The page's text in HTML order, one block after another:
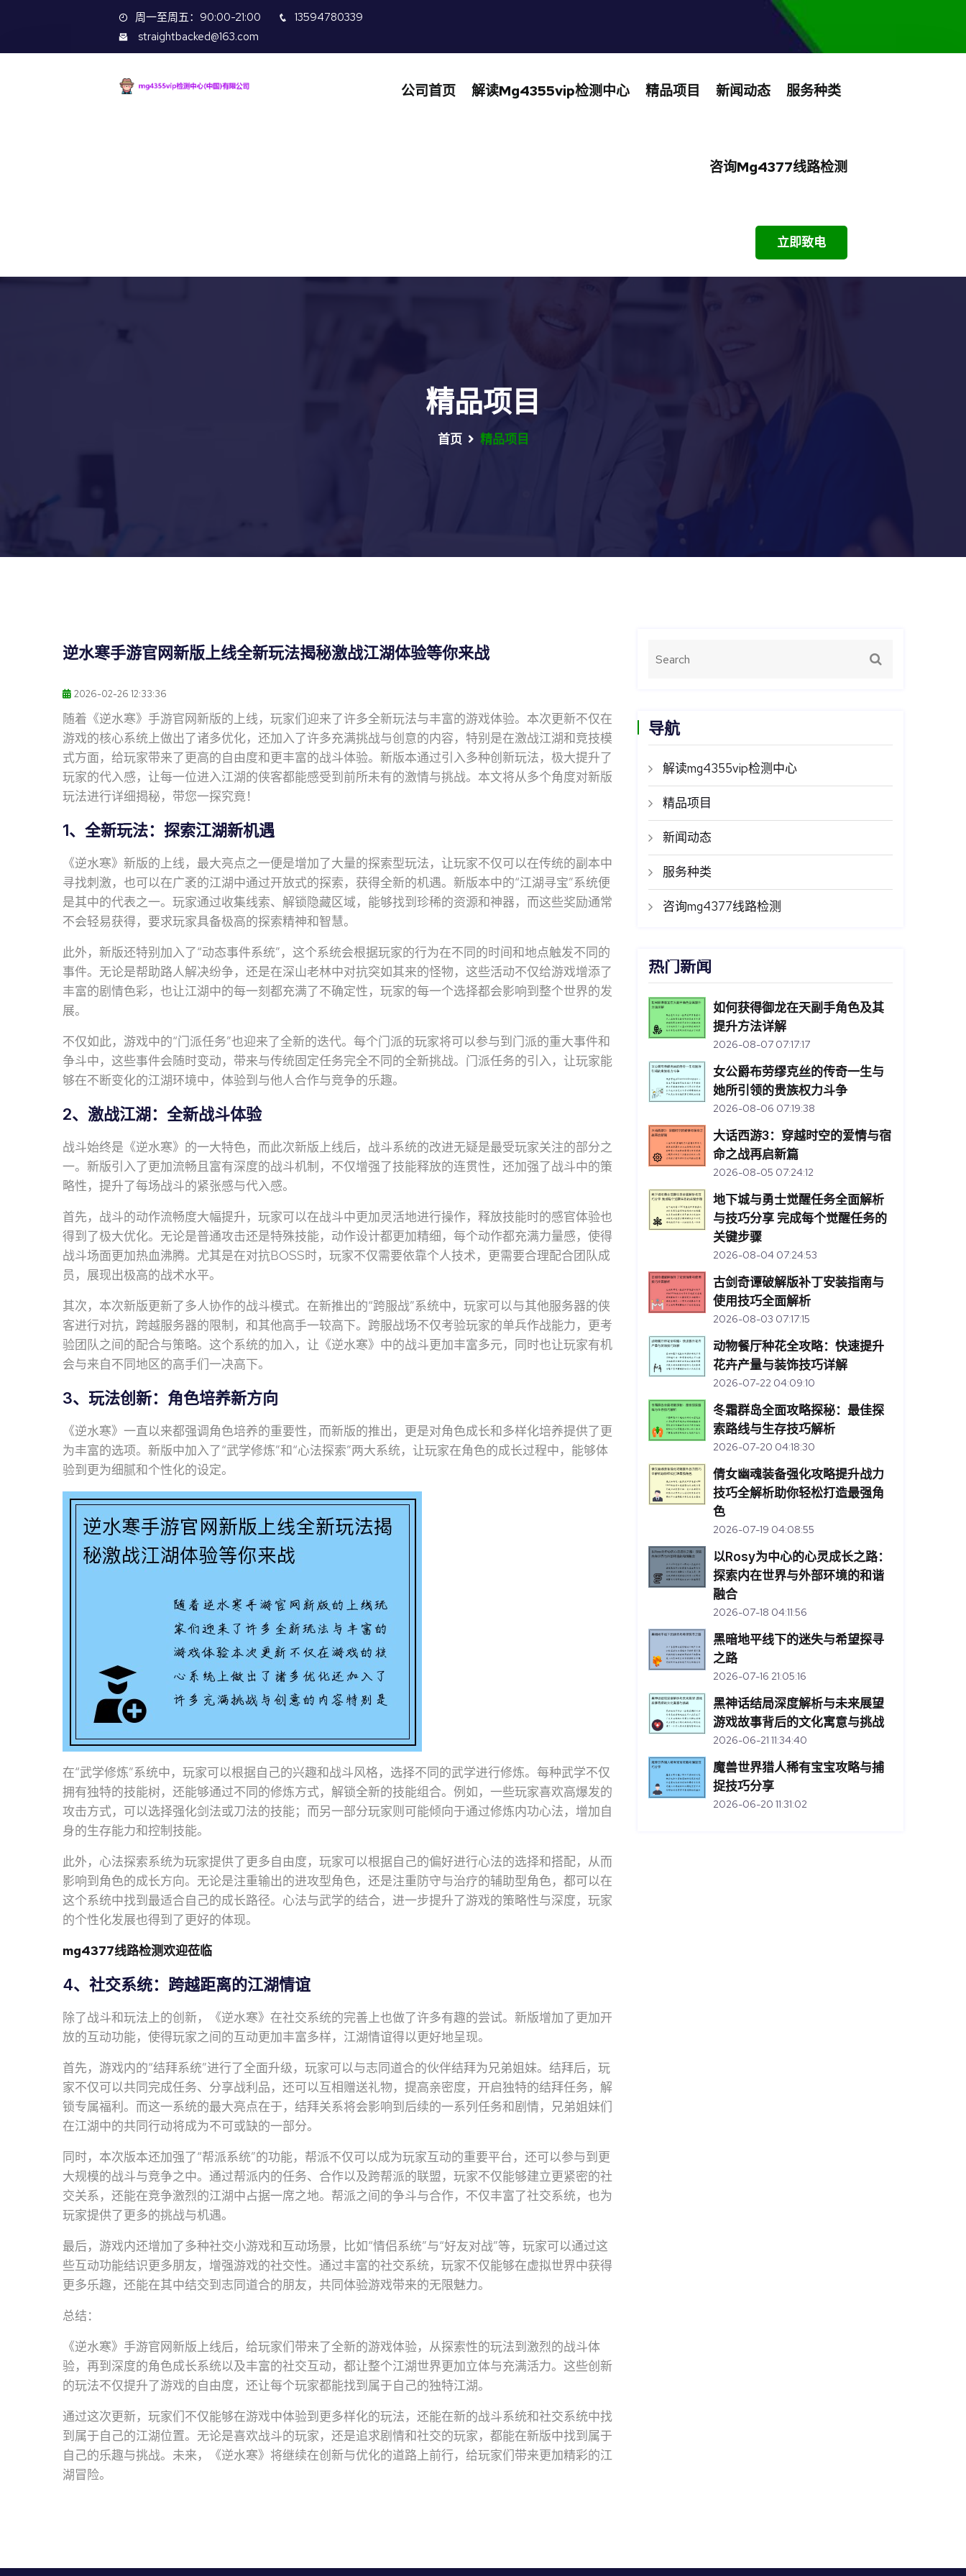
周一至周五：90:00-21:00
13594780339
straightbacked@163.com
公司首页 解读mg4355vip检测中心 精品项目 新闻动态 服务种类
咨询mg4377线路检测
立即致电
精品项目
首页 精品项目
逆水寒手游官网新版上线全新玩法揭秘激战江湖体验等你来战
2026-02-26 12:33:36
随着《逆水寒》手游官网新版的上线，玩家们迎来了许多全新玩法与丰富的游戏体验。本次更新不仅在
游戏的核心系统上做出了诸多优化，还加入了许多充满挑战与创意的内容，特别是在激战江湖和竞技模
式方面，给玩家带来了更高的自由度和更丰富的战斗体验。新版本通过引入多种创新玩法，极大提升了
玩家的代入感，让每一位进入江湖的侠客都能感受到前所未有的激情与挑战。本文将从多个角度对新版
玩法进行详细揭秘，带您一探究竟！
1、全新玩法：探索江湖新机遇
《逆水寒》新版的上线，最大亮点之一便是增加了大量的探索型玩法，让玩家不仅可以在传统的副本中
寻找刺激，也可以在广袤的江湖中通过开放式的探索，获得全新的机遇。新版本中的“江湖寻宝”系统便
是其中的代表之一。玩家通过收集线索、解锁隐藏区域，能够找到珍稀的资源和神器，而这些奖励通常
不会轻易获得，要求玩家具备极高的探索精神和智慧。
此外，新版还特别加入了“动态事件系统”，这个系统会根据玩家的行为在不同的时间和地点触发不同的
事件。无论是帮助路人解决纷争，还是在深山老林中对抗突如其来的怪物，这些活动不仅给游戏增添了
丰富的剧情色彩，也让江湖中的每一刻都充满了不确定性，玩家的每一个选择都会影响到整个世界的发
展。
不仅如此，游戏中的“门派任务”也迎来了全新的迭代。每个门派的玩家将可以参与到门派的重大事件和
争斗中，这些事件会随时变动，带来与传统固定任务完全不同的全新挑战。门派任务的引入，让玩家能
够在不断变化的江湖环境中，体验到与他人合作与竞争的乐趣。
2、激战江湖：全新战斗体验
战斗始终是《逆水寒》的一大特色，而此次新版上线后，战斗系统的改进无疑是最受玩家关注的部分之
一。新版引入了更加流畅且富有深度的战斗机制，不仅增强了技能释放的连贯性，还加强了战斗中的策
略性，提升了每场战斗的紧张感与代入感。
首先，战斗的动作流畅度大幅提升，玩家可以在战斗中更加灵活地进行操作，释放技能时的感官体验也
得到了极大优化。无论是普通攻击还是特殊技能，动作设计都更加精细，每个动作都充满力量感，使得
战斗场面更加热血沸腾。尤其是在对抗BOSS时，玩家不仅需要依靠个人技术，更需要合理配合团队成
员，展现出极高的战术水平。
其次，本次新版更新了多人协作的战斗模式。在新推出的“跨服战”系统中，玩家可以与其他服务器的侠
客进行对抗，跨越服务器的限制，和其他高手一较高下。跨服战场不仅考验玩家的单兵作战能力，更考
验团队之间的配合与策略。这个系统的加入，让《逆水寒》中的战斗更加丰富多元，同时也让玩家有机
会与来自不同地区的高手们一决高下。
3、玩法创新：角色培养新方向
《逆水寒》一直以来都强调角色培养的重要性，而新版的推出，更是对角色成长和多样化培养提供了更
为丰富的选项。新版中加入了“武学修炼”和“心法探索”两大系统，让玩家在角色的成长过程中，能够体
验到更为细腻和个性化的设定。
在“武学修炼”系统中，玩家可以根据自己的兴趣和战斗风格，选择不同的武学进行修炼。每种武学不仅
拥有独特的技能树，还能够通过不同的修炼方式，解锁全新的技能组合。例如，一些玩家喜欢高爆发的
攻击方式，可以选择强化剑法或刀法的技能；而另一部分玩家则可能倾向于通过修炼内功心法，增加自
身的生存能力和控制技能。
此外，心法探索系统为玩家提供了更多自由度，玩家可以根据自己的偏好进行心法的选择和搭配，从而
影响到角色的成长方向。无论是注重输出的进攻型角色，还是注重防守与治疗的辅助型角色，都可以在
这个系统中找到最适合自己的成长路径。心法与武学的结合，进一步提升了游戏的策略性与深度，玩家
的个性化发展也得到了更好的体现。
mg4377线路检测欢迎莅临
4、社交系统：跨越距离的江湖情谊
除了战斗和玩法上的创新，《逆水寒》在社交系统的完善上也做了许多有趣的尝试。新版增加了更加开
放的互动功能，使得玩家之间的互动更加丰富多样，江湖情谊得以更好地呈现。
首先，游戏内的“结拜系统”进行了全面升级，玩家可以与志同道合的伙伴结拜为兄弟姐妹。结拜后，玩
家不仅可以共同完成任务、分享战利品，还可以互相赠送礼物，提高亲密度，开启独特的结拜任务，解
锁专属福利。而这一系统的最大亮点在于，结拜关系将会影响到后续的一系列任务和剧情，兄弟姐妹们
在江湖中的共同行动将成为不可或缺的一部分。
同时，本次版本还加强了“帮派系统”的功能，帮派不仅可以成为玩家互动的重要平台，还可以参与到更
大规模的战斗与竞争之中。通过帮派内的任务、合作以及跨帮派的联盟，玩家不仅能够建立更紧密的社
交关系，还能在竞争激烈的江湖中占据一席之地。帮派之间的争斗与合作，不仅丰富了社交系统，也为
玩家提供了更多的挑战与机遇。
最后，游戏内还增加了多种社交小游戏和互动场景，比如“情侣系统”与“好友对战”等，玩家可以通过这
些互动功能结识更多朋友，增强游戏的社交性。通过丰富的社交系统，玩家不仅能够在虚拟世界中获得
更多乐趣，还能在其中结交到志同道合的朋友，共同体验游戏带来的无限魅力。
总结：
《逆水寒》手游官网新版上线后，给玩家们带来了全新的游戏体验，从探索性的玩法到激烈的战斗体
验，再到深度的角色成长系统以及丰富的社交互动，都让整个江湖世界更加立体与充满活力。这些创新
的玩法不仅提升了游戏的自由度，还让每个玩家都能找到属于自己的独特江湖。
通过这次更新，玩家们不仅能够在游戏中体验到更多样化的玩法，还能在新的战斗系统和社交系统中找
到属于自己的江湖位置。无论是喜欢战斗的玩家，还是追求剧情和社交的玩家，都能在新版中找到属于
自己的乐趣与挑战。未来，《逆水寒》将继续在创新与优化的道路上前行，给玩家们带来更加精彩的江
湖冒险。
导航
解读mg4355vip检测中心
精品项目
新闻动态
服务种类
咨询mg4377线路检测
热门新闻
如何获得御龙在天副手角色及其
提升方法详解
2026-08-07 07:17:17
女公爵布劳缪克丝的传奇一生与
她所引领的贵族权力斗争
2026-08-06 07:19:38
大话西游3：穿越时空的爱情与宿
命之战再启新篇
2026-08-05 07:24:12
地下城与勇士觉醒任务全面解析
与技巧分享 完成每个觉醒任务的
关键步骤
2026-08-04 07:24:53
古剑奇谭破解版补丁安装指南与
使用技巧全面解析
2026-08-03 07:17:15
动物餐厅种花全攻略：快速提升
花卉产量与装饰技巧详解
2026-07-22 04:09:10
冬霜群岛全面攻略探秘：最佳探
索路线与生存技巧解析
2026-07-20 04:18:30
倩女幽魂装备强化攻略提升战力
技巧全解析助你轻松打造最强角
色
2026-07-19 04:08:55
以Rosy为中心的心灵成长之路：
探索内在世界与外部环境的和谐
融合
2026-07-18 04:11:56
黑暗地平线下的迷失与希望探寻
之路
2026-07-16 21:05:16
黑神话结局深度解析与未来展望
游戏故事背后的文化寓意与挑战
2026-06-21 11:34:40
魔兽世界猎人稀有宝宝攻略与捕
捉技巧分享
2026-06-20 11:31:02